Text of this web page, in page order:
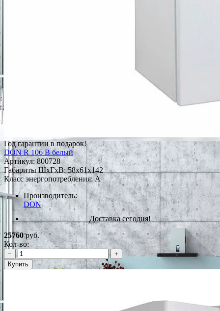
Год гарантии в подарок!
DON R 106 B белый
Артикул: 800728
Габариты ШxГxВ: 58x61x142
Класс энергопотребления: A
Производитель:
DON
Доставка сегодня!
25760руб.
Кол-во:
−
+
Купить